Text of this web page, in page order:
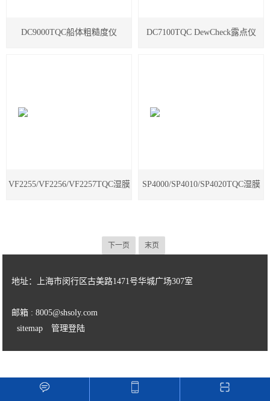
DC9000TQC船体粗糙度仪 DC7100TQC DewCheck露点仪
VF2255/VF2256/VF2257TQC湿膜 SP4000/SP4010/SP4020TQC湿膜
下一页 末页
地址：上海市闵行区古美路1471号华城广场307室
邮箱 : 8005@shsoly.com
sitemap
管理登陆